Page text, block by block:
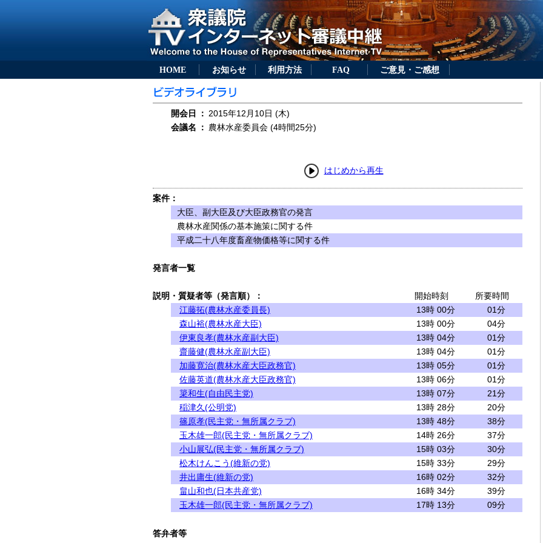
HOME お知らせ 利用方法 FAQ ご意見・ご感想
開会日 ： 2015年12月10日 (木)
会議名
： 農林水産委員会 (4時間25分)
はじめから再生
案件：
大臣、副大臣及び大臣政務官の発言
農林水産関係の基本施策に関する件
平成二十八年度畜産物価格等に関する件
発言者一覧
説明・質疑者等（発言順）： 開始時刻
所要時間
江藤拓(農林水産委員長)
13時 00分
01分
森山裕(農林水産大臣)
13時 00分
04分
伊東良孝(農林水産副大臣)
13時 04分
01分
齋藤健(農林水産副大臣)
13時 04分
01分
加藤寛治(農林水産大臣政務官)
13時 05分
01分
佐藤英道(農林水産大臣政務官)
13時 06分
01分
簗和生(自由民主党)
13時 07分
21分
稲津久(公明党)
13時 28分
20分
篠原孝(民主党・無所属クラブ)
13時 48分
38分
玉木雄一郎(民主党・無所属クラブ)
14時 26分
37分
小山展弘(民主党・無所属クラブ)
15時 03分
30分
松木けんこう(維新の党)
15時 33分
29分
井出庸生(維新の党)
16時 02分
32分
畠山和也(日本共産党)
16時 34分
39分
玉木雄一郎(民主党・無所属クラブ)
17時 13分 09分
答弁者等